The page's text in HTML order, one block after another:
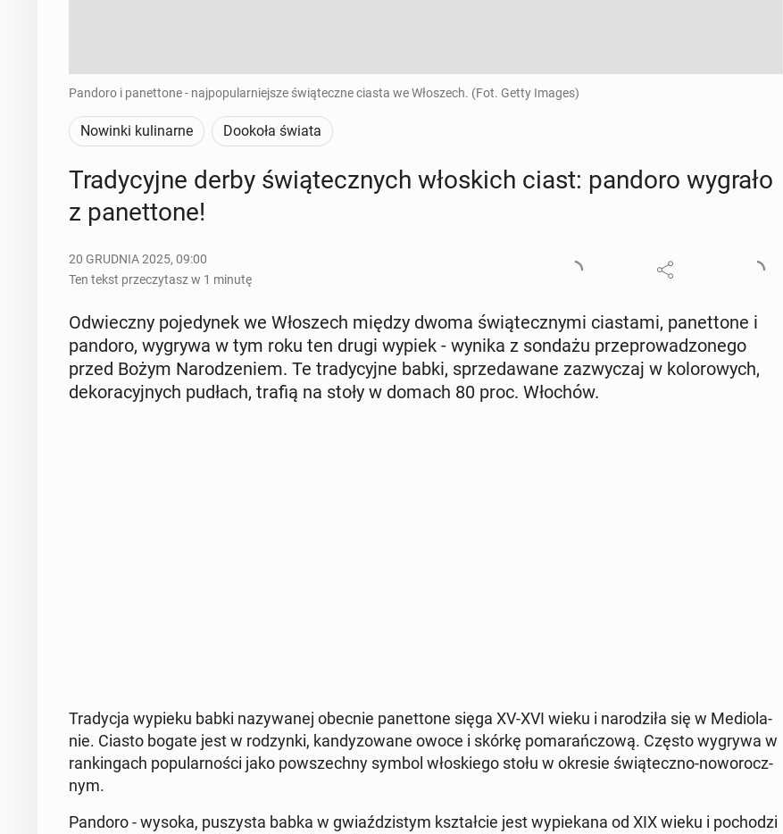
Pandoro i panettone - najpopularniejsze świąteczne ciasta we Włoszech. (Fot. Getty Images)
Nowinki kulinarne Dookoła świata
Tra­dy­cyj­ne derby świą­tecz­nych wło­skich ciast: pandoro wygrało
z pa­net­to­ne!
20 GRUDNIA 2025, 09:00
Ten tekst przeczytasz w 1 minutę
Od­wiecz­ny po­je­dy­nek we Wło­szech między dwoma świą­tecz­ny­mi cia­sta­mi, pa­net­to­ne i
pandoro, wygrywa w tym roku ten drugi wypiek - wynika z sondażu prze­pro­wa­dzo­ne­go
przed Bożym Na­ro­dze­niem. Te tra­dy­cyj­ne babki, sprze­da­wa­ne za­zwy­czaj w ko­lo­ro­wych,
de­ko­ra­cyj­nych pudłach, trafią na stoły w domach 80 proc. Włochów.
Tra­dy­cja wypieku babki na­zy­wa­nej obecnie pa­net­to­ne sięga XV-XVI wieku i na­ro­dzi­ła się w Me­dio­la­
nie. Ciasto bogate jest w ro­dzyn­ki, kan­dy­zo­wa­ne owoce i skórkę po­ma­rań­czo­wą. Często wygrywa w
ran­kin­gach po­pu­lar­no­ści jako po­wszech­ny symbol wło­skie­go stołu w okresie świą­tecz­no-no­wo­rocz­
nym.
Pandoro - wysoka, pu­szy­sta babka w gwiaź­dzi­stym kształ­cie jest wy­pie­ka­na od XIX wieku i po­cho­dzi